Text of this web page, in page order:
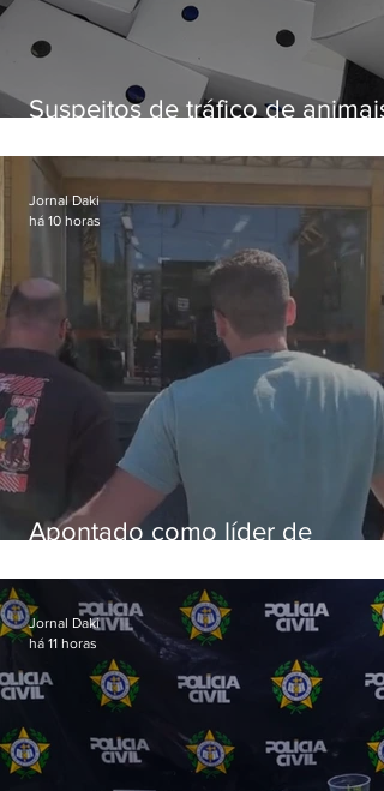
Suspeitos de tráfico de animais
aves
Apontado como líder de
aposentados é preso
Jornal Daki
há 10 horas
Jornal Daki
há 11 horas